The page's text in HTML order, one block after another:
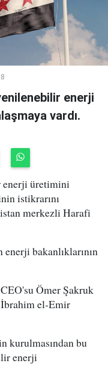
enerji
vardı.
üretimini
istikrarını
merkezli Harafi
bakanlıklarının
Ömer Şakruk
İbrahim el-Emir
kurulmasından bu
enerji